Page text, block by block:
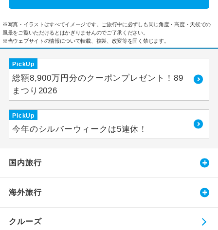
※写真・イラストはすべてイメージです。ご旅行中に必ずしも同じ角度・高度・天候での
風景をご覧いただけるとはかぎりませんのでご了承ください。
※当ウェブサイトの情報について転載、複製、改変等を固く禁じます。
PickUp
総額8,900万円分のクーポンプレゼント！89
まつり2026
PickUp
今年のシルバーウィークは5連休！
国内旅行
海外旅行
クルーズ